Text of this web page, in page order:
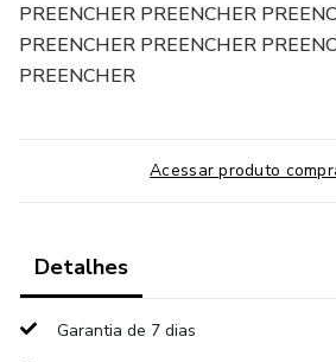
PREENCHER PREENCHER
PREENCHER PREENCHER
PREENCHER
Acessar produto
Detalhes
Garantia de 7 dias